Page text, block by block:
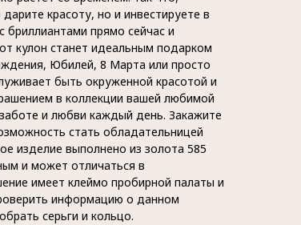
красоту, но и инвестируете в
бриллиантами прямо сейчас и
кулон станет идеальным подарком
Юбилей, 8 Марта или просто
быть окруженной красотой и
в коллекции вашей любимой
и любви каждый день. Закажите
стать обладательницей
изделие выполнено из золота 585
и может отличаться в
имеет клеймо пробирной палаты и
информацию о данном
серьги и кольцо.